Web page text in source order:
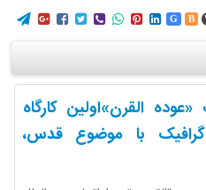
        G B
«عوده القرن»اولین کارگاه
گرافیک با موضوع قدس،